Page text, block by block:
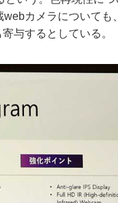
カメラについても
与するとしている。